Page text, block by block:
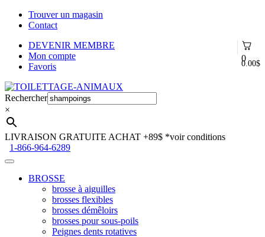
Trouver un magasin
Contact
0
0.00$
DEVENIR MEMBRE
Mon compte
Favoris
Aller
à
la
navigation
Aller
au
contenu
Rechercher
×
LIVRAISON GRATUITE ACHAT +89$ *voir conditions
1-866-964-6289
BROSSE
brosse à aiguilles
brosses flexibles
brosses démêloirs
brosses pour sous-poils
Peignes dents rotatives